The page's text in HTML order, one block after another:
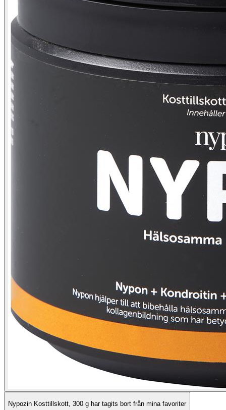
Nypozin Kosttillskott, 300 g har tagits bort från mina favoriter